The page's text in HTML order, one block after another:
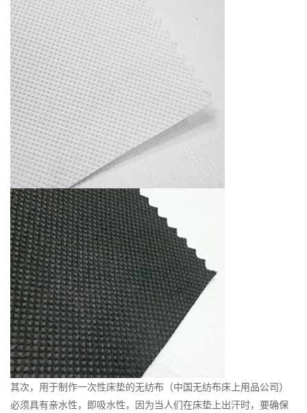
其次，用于制作一次性床垫的无纺布（中国无纺布床上用品公司）
必须具有亲水性，即吸水性，因为当人们在床垫上出汗时，要确保